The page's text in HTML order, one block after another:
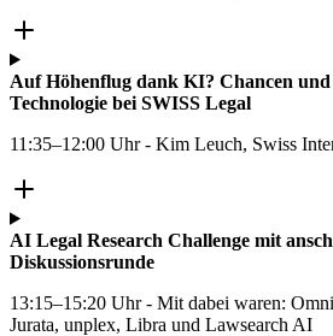
Auf Höhenflug dank KI? Chancen und
Technologie bei SWISS Legal
11:35–12:00 Uhr - Kim Leuch, Swiss
AI Legal Research Challenge mit
Diskussionsrunde
13:15–15:20 Uhr - Mit dabei waren:
Jurata, unplex, Libra und Lawsearch AI